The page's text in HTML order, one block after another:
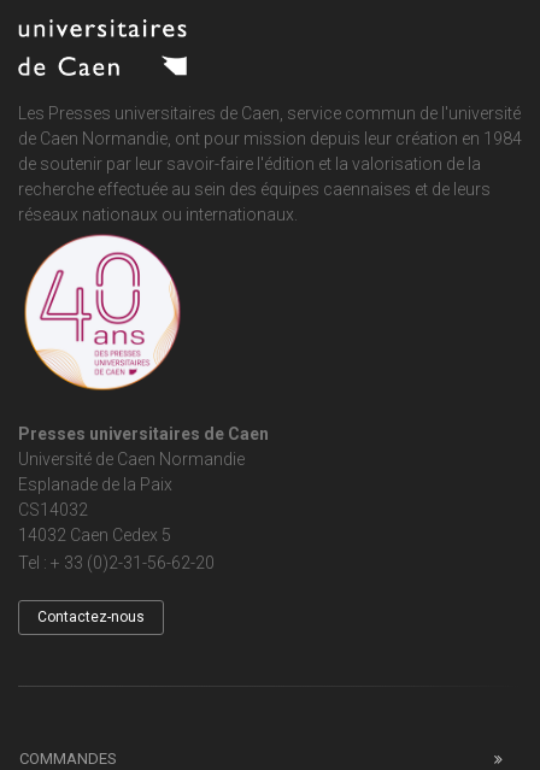
Les Presses universitaires de Caen, service commun de l'université
de Caen Normandie, ont pour mission depuis leur création en 1984
de soutenir par leur savoir-faire l'édition et la valorisation de la
recherche effectuée au sein des équipes caennaises et de leurs
réseaux nationaux ou internationaux.
Presses universitaires de Caen
Université de Caen Normandie
Esplanade de la Paix
CS14032
14032 Caen Cedex 5
Tel : + 33 (0)2-31-56-62-20
Contactez-nous
COMMANDES